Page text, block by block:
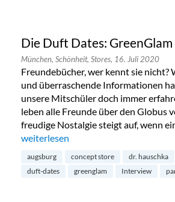
Die Duft Dates:
München, Schönheit, Stores, 16. Juli 2020
Freundebücher, wer kennt sie nicht?
und überraschende Informationen
unsere Mitschüler doch immer
leben alle Freunde über den Globus
freudige Nostalgie steigt auf, wenn
„Die Duft Dates: GreenGlam in
weiterlesen
augsburg concept store dr. hauschka
duft-dates
greenglam Interview